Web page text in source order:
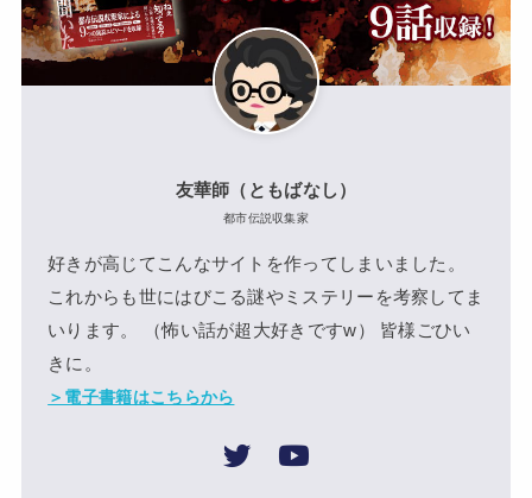
友華師（ともばなし）
都市伝説収集家
好きが高じてこんなサイトを作ってしまいました。
これからも世にはびこる謎やミステリーを考察してま
いります。 （怖い話が超大好きですw） 皆様ごひい
きに。
＞電子書籍はこちらから